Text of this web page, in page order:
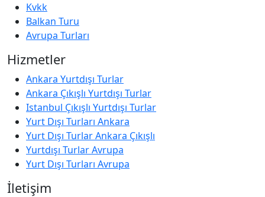
Kvkk
Balkan Turu
Avrupa Turları
Hizmetler
Ankara Yurtdışı Turlar
Ankara Çıkışlı Yurtdışı Turlar
Istanbul Çıkışlı Yurtdışı Turlar
Yurt Dışı Turları Ankara
Yurt Dışı Turlar Ankara Çıkışlı
Yurtdışı Turlar Avrupa
Yurt Dışı Turları Avrupa
İletişim